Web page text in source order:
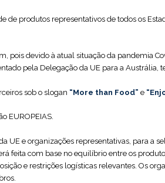
produtos representativos de todos os
devido à atual situação da pandemia
pela Delegação da UE para a Austrália,
sob o slogan “More than Food” e
EUROPEIAS.‎
e organizações representativas, para a
feita com base no equilíbrio entre os
e restrições logísticas relevantes. Os